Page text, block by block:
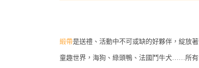
緞帶是送禮、活動中不可或缺的好夥伴，綻放
童趣世界，海狗、綠頭鴨、法國鬥牛犬……所有